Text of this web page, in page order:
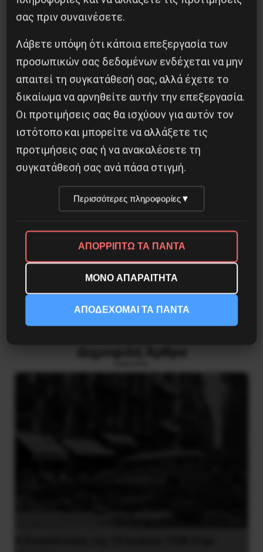
κάτω, παραμερίζοντας την
πασοκονεοδημοκρατική φιλοκυβερνητική
συνδικαλιστική γραφειοκρατία της υποταγής,
της συνδιαλλαγής, της διαφθοράς και της
ξεφτίλας.
Κοινοποίησε το:
Προηγούμενο:
ΣΥΛΛΗΨΕΙΣ ΣΥΝΤΡΟΦΩΝ ΣΤΗΝ
Επόμενο:
ΤΥΝΗΣΙΑ: ΠΟΛΙΤΙΚΗ ΑΝΑΤΑΡΑΧΗ ΚΑΙ
σας πριν συναινέσετε.
Λάβετε υπόψη ότι κάποια επεξεργασία των
προσωπικών σας δεδομένων ενδέχεται να μην
απαιτεί τη συγκατάθεσή σας, αλλά έχετε το
δικαίωμα να αρνηθείτε αυτήν την επεξεργασία.
Οι προτιμήσεις σας θα ισχύουν για αυτόν τον
ιστότοπο και μπορείτε να αλλάξετε τις
προτιμήσεις σας ή να ανακαλέσετε τη
συγκατάθεσή σας ανά πάσα στιγμή.
Περισσότερες πληροφορίες▼
ΑΠΟΡΡΙΠΤΩ ΤΑ ΠΑΝΤΑ
ΜΟΝΟ ΑΠΑΡΑΙΤΗΤΑ
ΑΠΟΔΕΧΟΜΑΙ ΤΑ ΠΑΝΤΑ